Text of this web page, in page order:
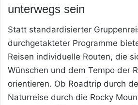
unterwegs sein
Statt standardisierter
durchgetakteter Programme
Reisen individuelle Routen, die
Wünschen und dem Tempo der
orientieren. Ob Roadtrip durch
Naturreise durch die Rocky